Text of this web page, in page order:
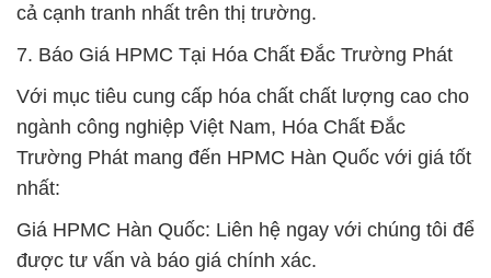
cả cạnh tranh nhất trên thị trường.
7. Báo Giá HPMC Tại Hóa Chất Đắc Trường Phát
Với mục tiêu cung cấp hóa chất chất lượng cao cho
ngành công nghiệp Việt Nam, Hóa Chất Đắc
Trường Phát mang đến HPMC Hàn Quốc với giá tốt
nhất:
Giá HPMC Hàn Quốc: Liên hệ ngay với chúng tôi để
được tư vấn và báo giá chính xác.